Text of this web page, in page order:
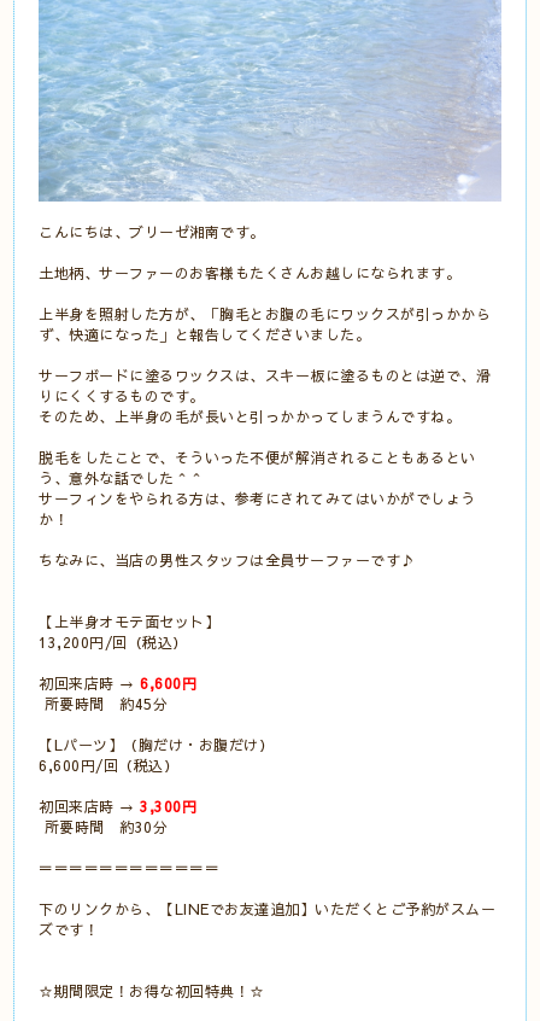
こんにちは、ブリーゼ湘南です。
土地柄、サーファーのお客様もたくさんお越しになられます。
上半身を照射した方が、「胸毛とお腹の毛にワックスが引っかから
ず、快適になった」と報告してくださいました。
サーフボードに塗るワックスは、スキー板に塗るものとは逆で、滑
りにくくするものです。
そのため、上半身の毛が長いと引っかかってしまうんですね。
脱毛をしたことで、そういった不便が解消されることもあるとい
う、意外な話でした＾＾
サーフィンをやられる方は、参考にされてみてはいかがでしょう
か！
ちなみに、当店の男性スタッフは全員サーファーです♪
【上半身オモテ面セット】
13,200円/回（税込）
初回来店時 → 6,600円
所要時間 約45分
【Lパーツ】（胸だけ・お腹だけ）
6,600円/回（税込）
初回来店時 → 3,300円
所要時間 約30分
＝＝＝＝＝＝＝＝＝＝＝＝
下のリンクから、【LINEでお友達追加】いただくとご予約がスムー
ズです！
☆期間限定！お得な初回特典！☆